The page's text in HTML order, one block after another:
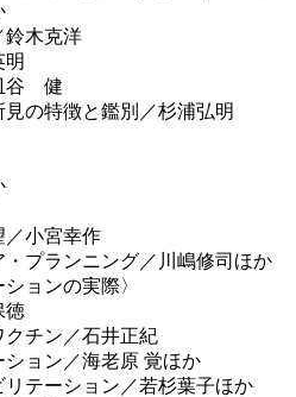
木克洋
谷 健
の特徴と鑑別／杉浦弘明
小宮幸作
プランニング／川嶋修司ほか
ョンの実際〉
徳
チン／石井正紀
ョン／海老原 覚ほか
テーション／若杉葉子ほか